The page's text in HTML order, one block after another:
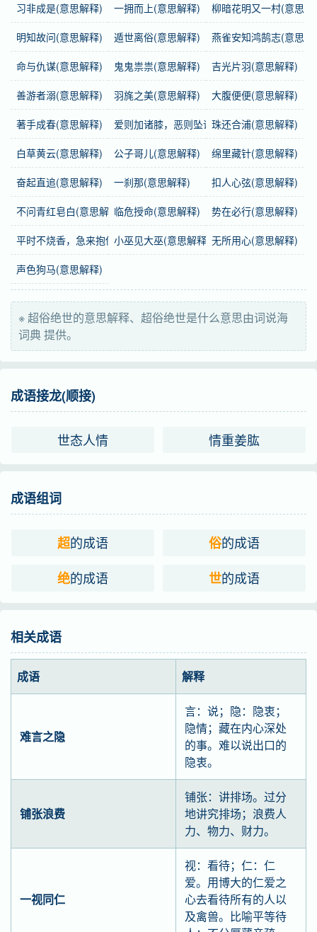
繁体 超俗絶丗
感情 超俗绝世是中性词。
用法 作谓语、宾语、定语；用于人或事物。
近义词 超世绝俗
字义分解
chāo
超
sú
俗
jué
绝
shì
世
习非成是(意思解释) 一拥而上(意思解释) 柳暗花明又一村(意思解
明知故问(意思解释) 遁世离俗(意思解释) 燕雀安知鸿鹄志(意思解
命与仇谋(意思解释) 鬼鬼祟祟(意思解释) 吉光片羽(意思解释)
善游者溺(意思解释) 羽旄之美(意思解释) 大腹便便(意思解释)
著手成春(意思解释) 爱则加诸膝，恶则坠诸渊(意思解释)
珠还合浦(意思解释)
白草黄云(意思解释) 公子哥儿(意思解释) 绵里藏针(意思解释)
奋起直追(意思解释) 一刹那(意思解释) 扣人心弦(意思解释)
不问青红皂白(意思解释)临危授命(意思解释) 势在必行(意思解释)
平时不烧香，急来抱佛脚(意思解释)
小巫见大巫(意思解释) 无所用心(意思解释)
声色狗马(意思解释)
※ 超俗绝世的意思解释、超俗绝世是什么意思由词说海
词典 提供。
成语接龙(顺接)
世态人情 情重姜肱
成语组词
超的成语 俗的成语
绝的成语 世的成语
相关成语
成语 解释
难言之隐
言：说；隐：隐衷；
隐情；藏在内心深处
的事。难以说出口的
隐衷。
铺张浪费
铺张：讲排场。过分
地讲究排场；浪费人
力、物力、财力。
一视同仁
视：看待；仁：仁
爱。用博大的仁爱之
心去看待所有的人以
及禽兽。比喻平等待